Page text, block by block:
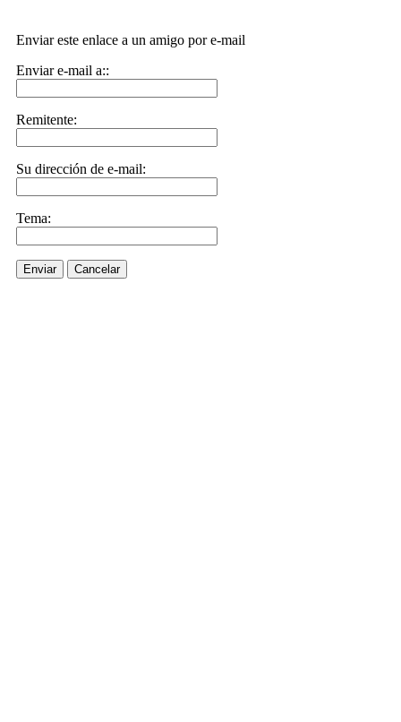
Enviar este enlace a un amigo por e-mail
Enviar e-mail a::
Remitente:
Su dirección de e-mail:
Tema:
Enviar Cancelar